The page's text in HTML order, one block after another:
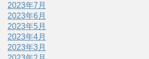
2023年7月
2023年6月
2023年5月
2023年4月
2023年3月